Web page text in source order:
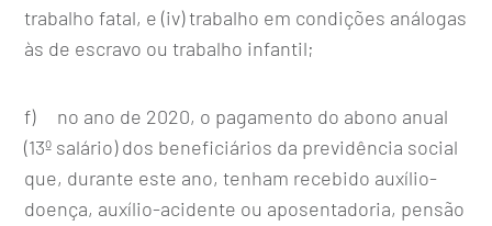
trabalho fatal, e (iv) trabalho em condições análogas
às de escravo ou trabalho infantil;
f) no ano de 2020, o pagamento do abono anual
(13º salário) dos beneficiários da previdência social
que, durante este ano, tenham recebido auxílio-
doença, auxílio-acidente ou aposentadoria, pensão